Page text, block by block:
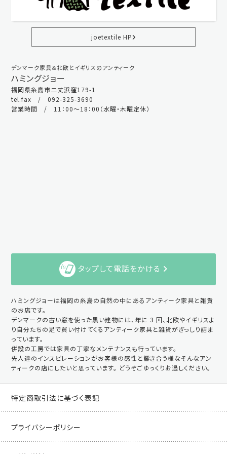
joetextile HP
デンマーク家具＆北欧とイギリスのアンティーク
ハミングジョー
福岡県糸島市二丈浜窪179-1
tel.fax / 092-325-3690
営業時間 / 11：00～18：00（水曜・木曜定休）
タップして電話をかける
ハミングジョーは福岡の糸島の自然の中にあるアンティーク家具と雑貨
のお店です。
デンマークの古い窓を使った黒い建物には、年に 3 回、北欧やイギリスよ
り自分たちの足で買い付けてくるアンティーク家具と雑貨がぎっしり詰ま
っています。
併設の工房では家具の丁寧なメンテナンスも行っています。
先人達のインスピレーションがお客様の感性と響き合う様なそんなアン
ティークの店にしたいと思っています。 どうぞごゆっくりお過しください。
特定商取引法に基づく表記
プライバシーポリシー